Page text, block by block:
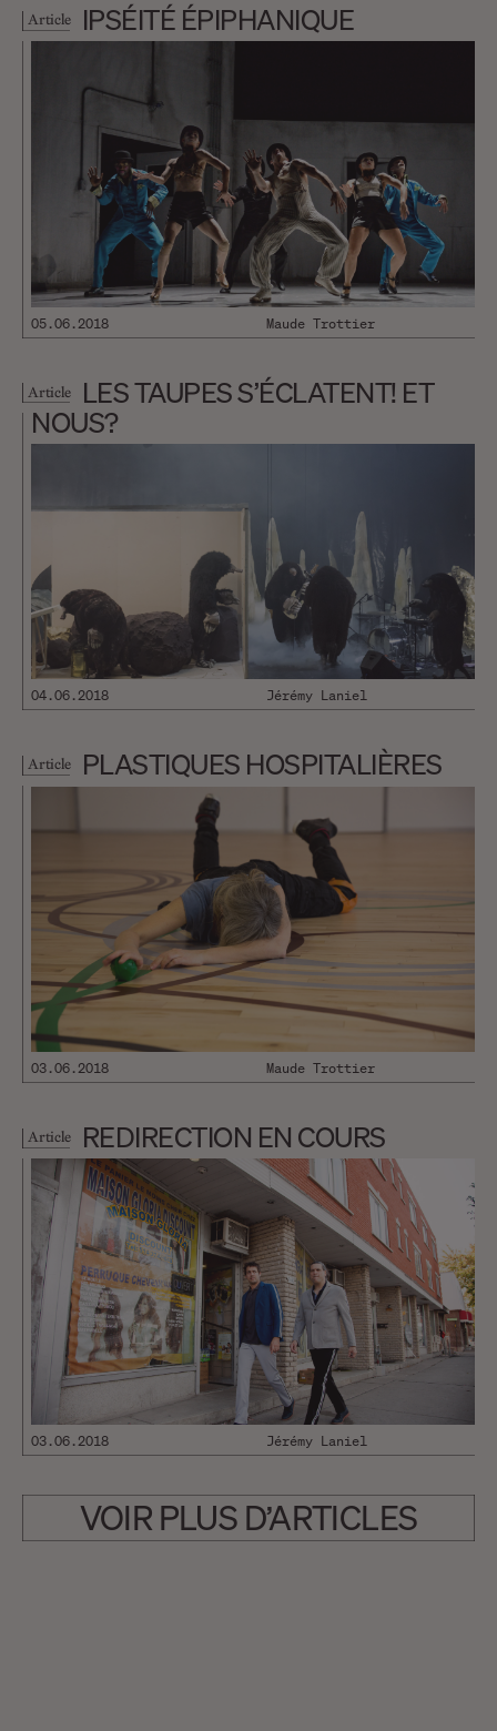
Article IPSÉITÉ ÉPIPHANIQUE
05.06.2018 Maude Trottier
Article
LES TAUPES S’ÉCLATENT! ET
NOUS?
04.06.2018 Jérémy Laniel
Article PLASTIQUES HOSPITALIÈRES
03.06.2018 Maude Trottier
Article REDIRECTION EN COURS
03.06.2018 Jérémy Laniel
VOIR PLUS D’ARTICLES